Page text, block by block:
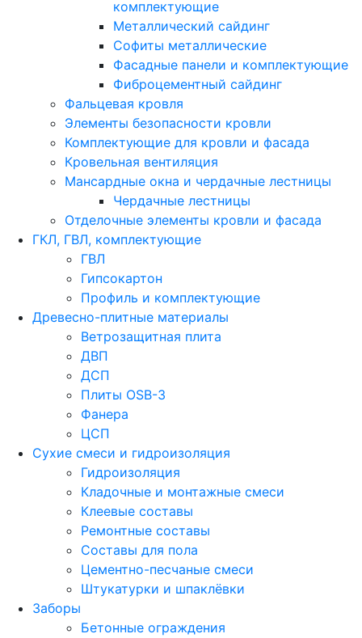
комплектующие
Металлический сайдинг
Софиты металлические
Фасадные панели и комплектующие
Фиброцементный сайдинг
Фальцевая кровля
Элементы безопасности кровли
Комплектующие для кровли и фасада
Кровельная вентиляция
Мансардные окна и чердачные лестницы
Чердачные лестницы
Отделочные элементы кровли и фасада
ГКЛ, ГВЛ, комплектующие
ГВЛ
Гипсокартон
Профиль и комплектующие
Древесно-плитные материалы
Ветрозащитная плита
ДВП
ДСП
Плиты OSB-3
Фанера
ЦСП
Сухие смеси и гидроизоляция
Гидроизоляция
Кладочные и монтажные смеси
Клеевые составы
Ремонтные составы
Составы для пола
Цементно-песчаные смеси
Штукатурки и шпаклёвки
Заборы
Бетонные ограждения